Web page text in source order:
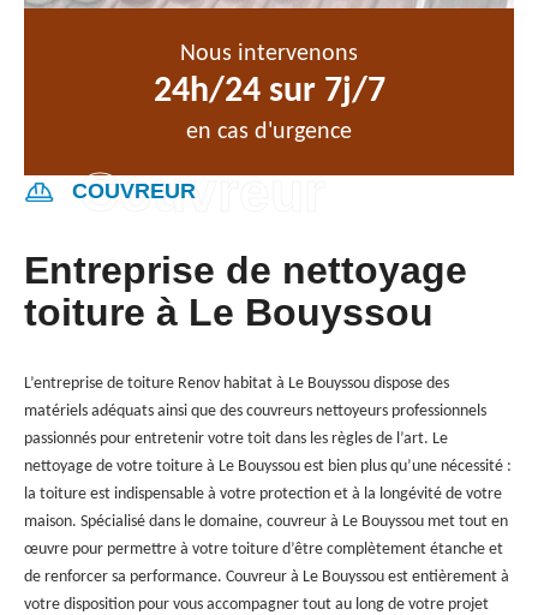
Nous intervenons
24h/24 sur 7j/7
en cas d'urgence
COUVREUR
Entreprise de nettoyage
toiture à Le Bouyssou
L’entreprise de toiture Renov habitat à Le Bouyssou dispose des
matériels adéquats ainsi que des couvreurs nettoyeurs professionnels
passionnés pour entretenir votre toit dans les règles de l’art. Le
nettoyage de votre toiture à Le Bouyssou est bien plus qu’une nécessité :
la toiture est indispensable à votre protection et à la longévité de votre
maison. Spécialisé dans le domaine, couvreur à Le Bouyssou met tout en
œuvre pour permettre à votre toiture d’être complètement étanche et
de renforcer sa performance. Couvreur à Le Bouyssou est entièrement à
votre disposition pour vous accompagner tout au long de votre projet